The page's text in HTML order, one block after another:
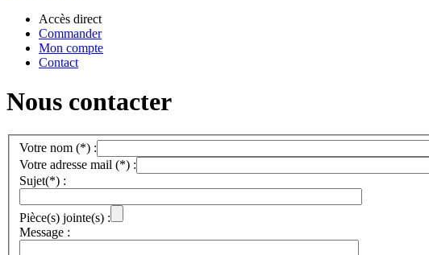
Accès direct
Commander
Mon compte
Contact
Nous contacter
Votre nom (*) :
Votre adresse mail (*) :
Sujet(*) :
Pièce(s) jointe(s) :
Message :